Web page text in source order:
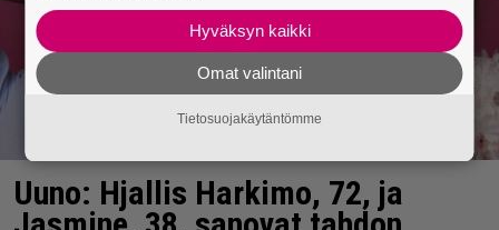
Uuno: Hjallis Harkimo, 72, ja
Hyväksyn kaikki
Omat valintani
Tietosuojakäytäntömme